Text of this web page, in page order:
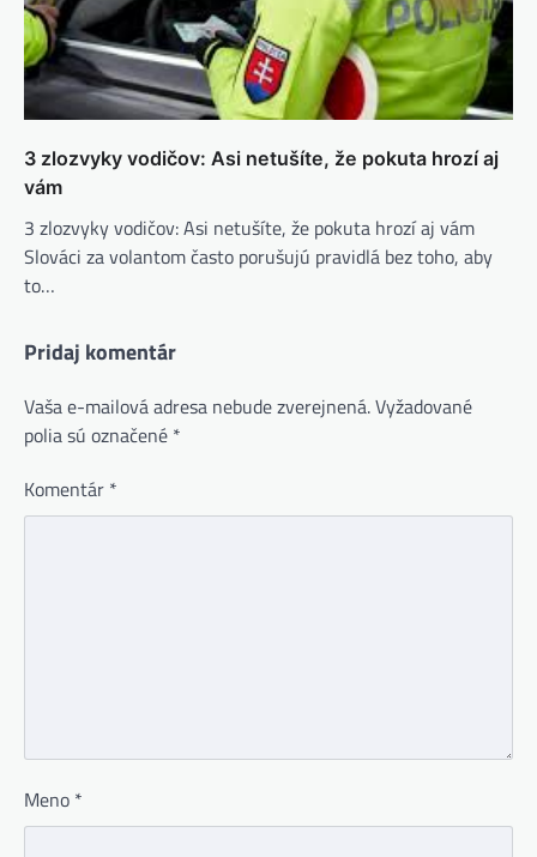
3 zlozvyky vodičov: Asi netušíte, že pokuta hrozí aj
vám
3 zlozvyky vodičov: Asi netušíte, že pokuta hrozí aj vám
Slováci za volantom často porušujú pravidlá bez toho, aby
to…
Pridaj komentár
Vaša e-mailová adresa nebude zverejnená.Vyžadované
polia sú označené *
Komentár *
Meno *